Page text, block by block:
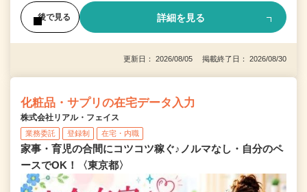
後で見る 詳細を見る
更新日： 2026/08/05 掲載終了日： 2026/08/30
化粧品・サプリの在宅データ入力
株式会社リアル・フェイス
業務委託 登録制 在宅・内職
家事・育児の合間にコツコツ稼ぐ♪ノルマなし・自分のペ
ースでOK！〈東京都〉